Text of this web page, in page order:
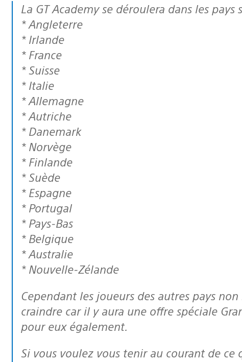
La GT Academy se déroulera dans les pays
* Angleterre
* Irlande
* France
* Suisse
* Italie
* Allemagne
* Autriche
* Danemark
* Norvège
* Finlande
* Suède
* Espagne
* Portugal
* Pays-Bas
* Belgique
* Australie
* Nouvelle-Zélande
Cependant les joueurs des autres pays non mentionnés ci-dessus n’ont rien à
craindre car il y aura une offre spéciale
pour eux également.
Si vous voulez vous tenir au courant de ce qui se passe avec GT5 et l’Académie